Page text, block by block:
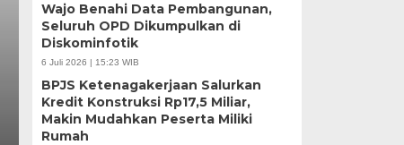
Wajo Benahi Data Pembangunan,
Seluruh OPD Dikumpulkan di
Diskominfotik
6 Juli 2026 | 15:23 WIB
BPJS Ketenagakerjaan Salurkan
Kredit Konstruksi Rp17,5 Miliar,
Makin Mudahkan Peserta Miliki
Rumah